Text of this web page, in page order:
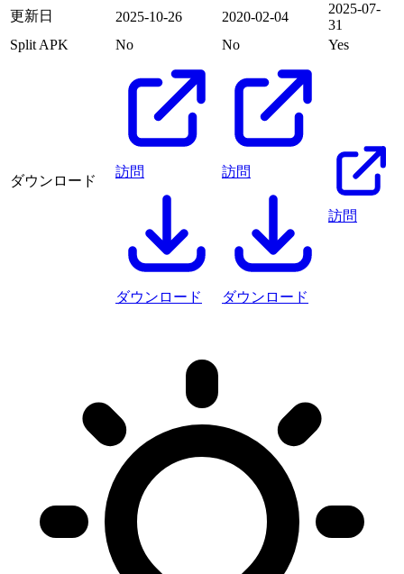
更新日
2025-10-26 2020-02-04
2025-07-
31
Split APK
No No Yes
ダウンロード
訪問
ダウンロード
訪問
ダウンロード
訪問